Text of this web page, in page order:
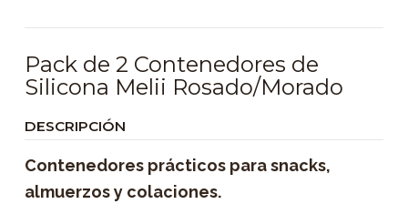
Pack de 2 Contenedores de
Silicona Melii Rosado/Morado
DESCRIPCIÓN
Contenedores prácticos para snacks,
almuerzos y colaciones.